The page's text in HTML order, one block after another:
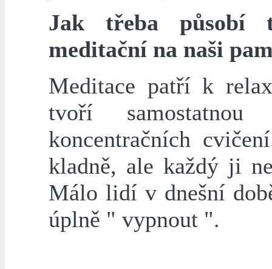
Jak třeba působí
meditační na naši
Meditace patří k
tvoří samostatnou
koncentračních
kladně, ale každý ji
Málo lidí v dnešní
úplně " vypnout ".